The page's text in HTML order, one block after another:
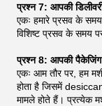
प्रश्न 7: आपकी
एकः हमारे प्रसव के समय
विशिष्ट प्रसव के समय
प्रश्न 8: आपकी पैकेजिंग
एकः आम तौर पर, हम
होता है जिसमें
मामले होते हैं। प्रत्येक